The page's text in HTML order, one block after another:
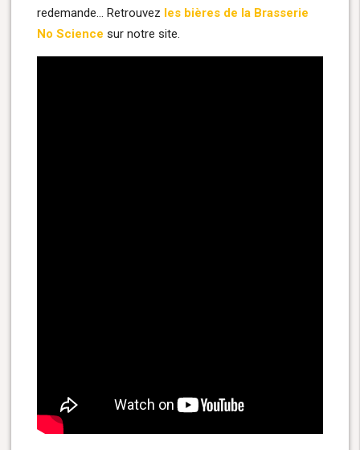
redemande… Retrouvez les bières de la Brasserie
No Science sur notre site.